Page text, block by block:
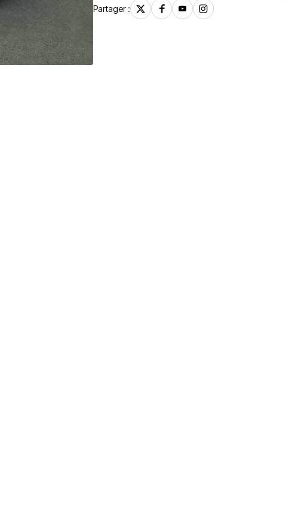
Partager :